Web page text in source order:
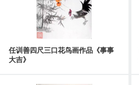
任训善四尺三口花鸟画作品《事事
大吉》